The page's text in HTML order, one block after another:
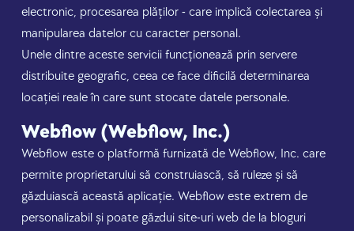
electronic, procesarea plăților - care implică colectarea și
manipularea datelor cu caracter personal.
Unele dintre aceste servicii funcționează prin servere
distribuite geografic, ceea ce face dificilă determinarea
locației reale în care sunt stocate datele personale.
Webflow (Webflow, Inc.)
Webflow este o platformă furnizată de Webflow, Inc. care
permite proprietarului să construiască, să ruleze și să
găzduiască această aplicație. Webflow este extrem de
personalizabil și poate găzdui site-uri web de la bloguri